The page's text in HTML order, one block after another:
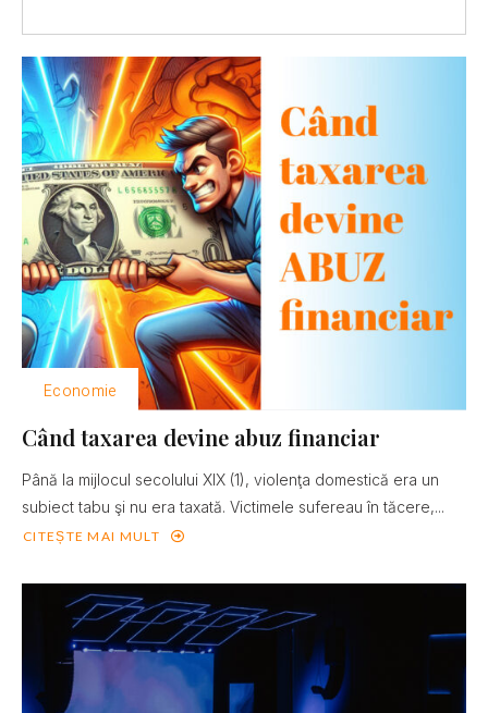
Economie
Când taxarea devine abuz financiar
Până la mijlocul secolului XIX (1), violenţa domestică era un
subiect tabu şi nu era taxată. Victimele sufereau în tăcere,...
CITEȘTE MAI MULT